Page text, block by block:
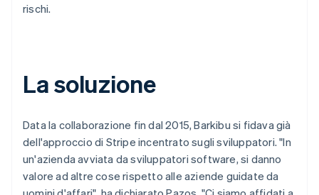
rischi.
La soluzione
Data la collaborazione fin dal 2015, Barkibu si fidava già
dell'approccio di Stripe incentrato sugli sviluppatori. "In
un'azienda avviata da sviluppatori software, si danno
valore ad altre cose rispetto alle aziende guidate da